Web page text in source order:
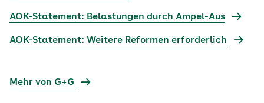
AOK-Statement: Belastungen durch Ampel-Aus
AOK-Statement: Weitere Reformen erforderlich
Mehr von G+G